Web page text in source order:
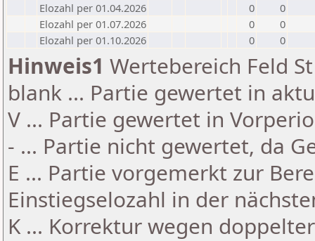
Elozahl per 01.04.2026
0
0
Elozahl per 01.07.2026
0
0
Elozahl per 01.10.2026
0 0
Hinweis1 Wertebereich Feld
blank ... Partie gewertet in
V ... Partie gewertet in
- ... Partie nicht gewertet, da
E ... Partie vorgemerkt zur
Einstiegselozahl in der
K ... Korrektur wegen